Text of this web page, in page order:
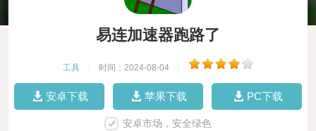
易连加速器跑路了
工具 时间：2024-08-04
安卓下载 苹果下载 PC下载
安卓市场，安全绿色